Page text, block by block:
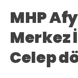
MHP
Merkez
Celep